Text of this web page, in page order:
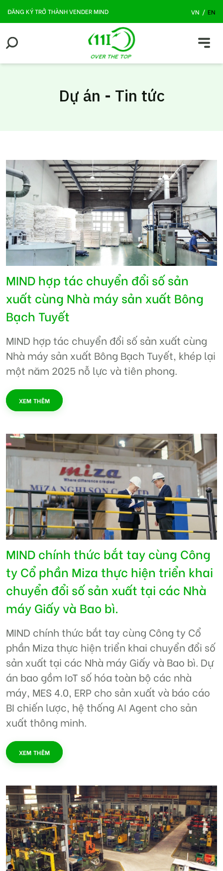
ĐĂNG KÝ TRỞ THÀNH VENDER MIND VN / EN
Dự án - Tin tức
MIND hợp tác chuyển đổi số sản
xuất cùng Nhà máy sản xuất Bông
Bạch Tuyết
MIND hợp tác chuyển đổi số sản xuất cùng
Nhà máy sản xuất Bông Bạch Tuyết, khép lại
một năm 2025 nỗ lực và tiên phong.
XEM THÊM
MIND chính thức bắt tay cùng Công
ty Cổ phần Miza thực hiện triển khai
chuyển đổi số sản xuất tại các Nhà
máy Giấy và Bao bì.
MIND chính thức bắt tay cùng Công ty Cổ
phần Miza thực hiện triển khai chuyển đổi số
sản xuất tại các Nhà máy Giấy và Bao bì. Dự
án bao gồm IoT số hóa toàn bộ các nhà
máy, MES 4.0, ERP cho sản xuất và báo cáo
BI chiến lược, hệ thống AI Agent cho sản
xuất thông minh.
XEM THÊM